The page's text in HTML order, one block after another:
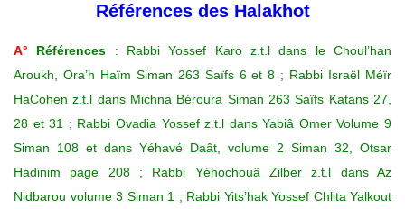
Références des Halakhot
A° Références : Rabbi Yossef Karo z.t.l dans le Choul’han
Aroukh, Ora’h Haïm Siman 263 Saïfs 6 et 8 ; Rabbi Israël Méïr
HaCohen z.t.l dans Michna Béroura Siman 263 Saïfs Katans 27,
28 et 31 ; Rabbi Ovadia Yossef z.t.l dans Yabiâ Omer Volume 9
Siman 108 et dans Yéhavé Daât, volume 2 Siman 32, Otsar
Hadinim page 208 ; Rabbi Yéhochouâ Zilber z.t.l dans Az
Nidbarou volume 3 Siman 1 ; Rabbi Yits’hak Yossef Chlita Yalkout